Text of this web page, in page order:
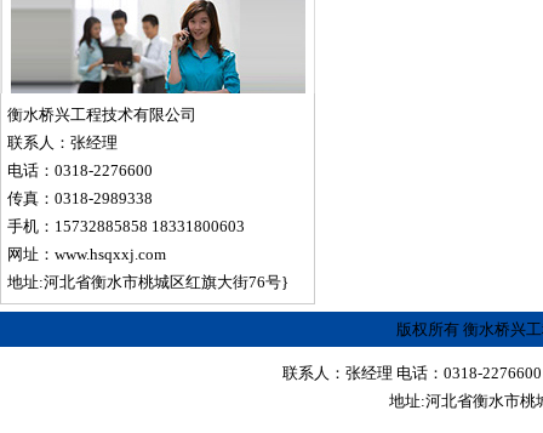
衡水桥兴工程技术有限公司
联系人：张经理
电话：0318-2276600
传真：0318-2989338
手机：15732885858 18331800603
网址：www.hsqxxj.com
地址:河北省衡水市桃城区红旗大街76号}
版权所有 衡水桥兴
联系人：张经理 电话：0318-
地址:河北省衡水市桃